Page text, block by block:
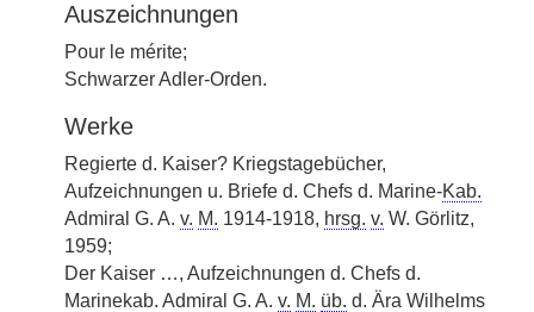
Auszeichnungen
Pour le mérite;
Schwarzer Adler-Orden.
Werke
Regierte d. Kaiser? Kriegstagebücher,
Aufzeichnungen u. Briefe d. Chefs d. Marine-Kab.
Admiral G. A. v. M. 1914-1918, hrsg. v. W. Görlitz,
1959;
Der Kaiser …, Aufzeichnungen d. Chefs d.
Marinekab. Admiral G. A. v. M. üb. d. Ära Wilhelms